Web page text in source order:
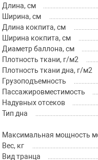
Длина, см
Ширина, см
Длина кокпита, см
Ширина кокпита, см
Диаметр баллона, см
Плотность ткани, г/м2
Плотность ткани дна, г/м2
Грузоподъемность
Пассажировместимость
Надувных отсеков
Тип дна
Максимальная мощность
Вес, кг
Вид транца